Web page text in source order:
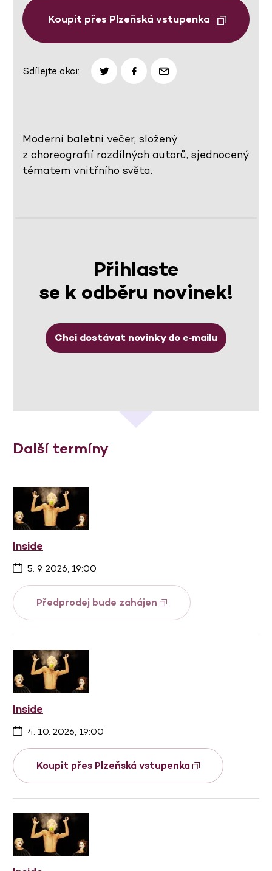
Koupit přes Plzeňská vstupenka
Sdílejte akci:
Moderní baletní večer, složený
z choreografií rozdílných autorů, sjednocený
tématem vnitřního světa.
Přihlaste
se k odběru novinek!
Chci dostávat novinky do e‑mailu
Další termíny
Inside
5. 9. 2026, 19:00
Předprodej bude zahájen
Inside
4. 10. 2026, 19:00
Koupit přes Plzeňská vstupenka